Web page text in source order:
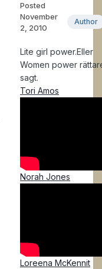
Author
Posted
November
2, 2010
Lite girl power.Eller
Women power
sagt.
Tori Amos
Norah Jones
Loreena McKennit